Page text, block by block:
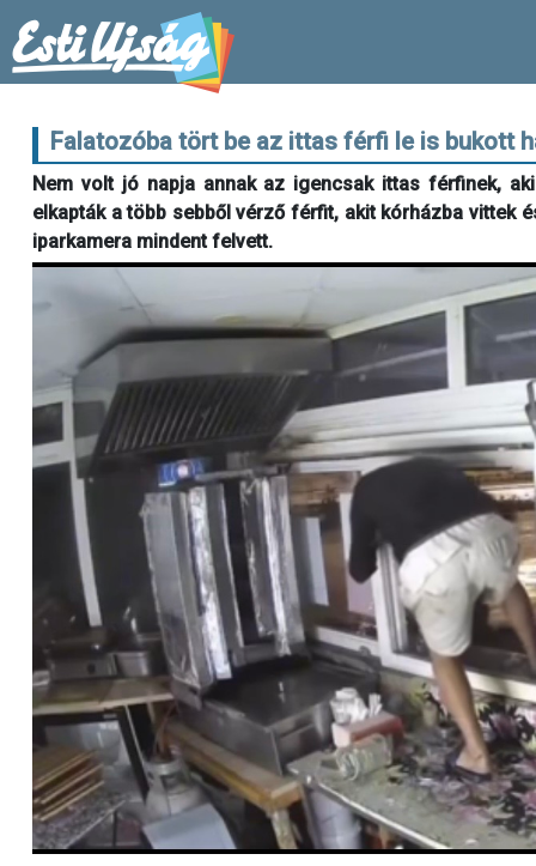
Falatozóba tört be az ittas férfi le is bukott
Nem volt jó napja annak az igencsak ittas férfinek,
elkapták a több sebből vérző férfit, akit kórházba vittek
iparkamera mindent felvett.